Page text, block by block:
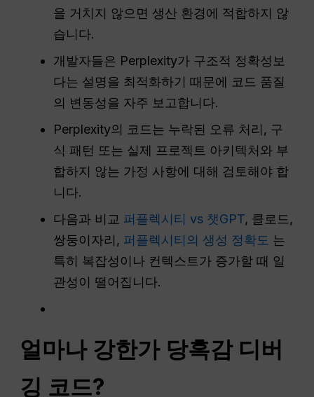
을 거치지 않으면 생산 환경에 적합하지 않
습니다.
개발자들은 Perplexity가 구조적 정확성보
다는 설명을 최적화하기 때문에 코드 품질
의 변동성을 자주 보고합니다.
Perplexity의 코드는 누락된 오류 처리, 구
식 패턴 또는 실제 프로젝트 아키텍처와 부
합하지 않는 가정 사항에 대해 검토해야 합
니다.
다음과 비교 퍼플렉시티 vs 챗GPT, 클로드,
쌍둥이자리, 퍼플렉시티의 생성 정확도 는
특히 복잡성이나 컨텍스트가 증가할 때 일
관성이 떨어집니다.
얼마나 강한가 당혹감 디버
깅 코드?